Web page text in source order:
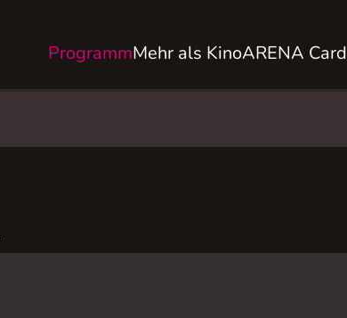
ProgrammMehr als KinoARENA Card